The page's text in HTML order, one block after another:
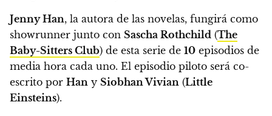
Jenny Han, la autora de las novelas, fungirá como
showrunner junto con Sascha Rothchild (The
Baby-Sitters Club) de esta serie de 10 episodios de
media hora cada uno. El episodio piloto será co-
escrito por Han y Siobhan Vivian (Little
Einsteins).